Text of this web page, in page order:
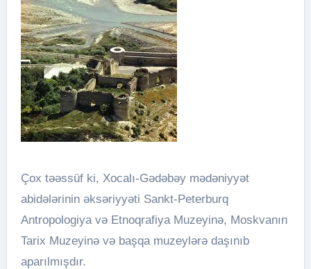
Çox təəssüf ki, Xocalı-Gədəbəy mədəniyyət
abidələrinin əksəriyyəti Sankt-Peterburq
Antropologiya və Etnoqrafiya Muzeyinə, Moskvanın
Tarix Muzeyinə və başqa muzeylərə daşınıb
aparılmışdır.